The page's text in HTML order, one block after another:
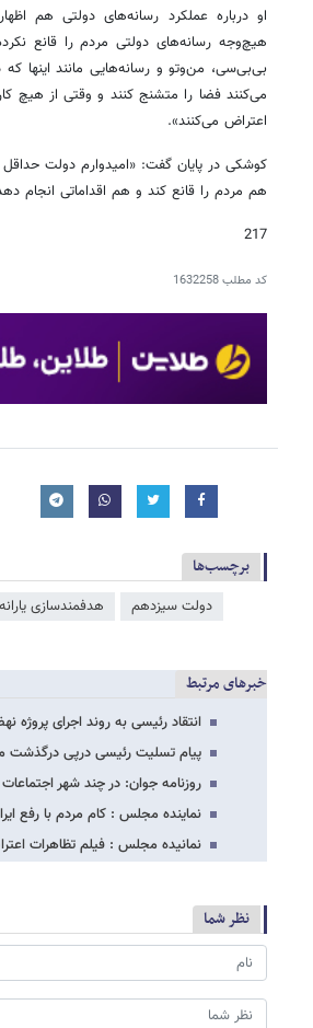
او درباره عملکرد رسانه‌های دولتی هم
بی‌بی‌سی، من‌وتو و رسانه‌هایی مانند اینها
می‌کنند فضا را متشنج کنند و وقتی از هیچ
اعتراض می‌کنند».
کوشکی در پایان گفت: «امیدوارم دولت
هم مردم را قانع کند و هم اقداماتی انجام
217
کد مطلب1632258
برچسب‌ها
دولت سیزدهم هدفمندسازی
خبرهای مرتبط
انتقاد رئیسی به روند اجرای
پیام تسلیت رئیسی درپی درگذشت
روزنامه جوان: در چند شهر
نماینده مجلس : کام مردم با رفع
نمانیده مجلس : فیلم تظاهرات
نظر شما